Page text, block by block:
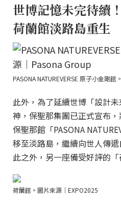
世博記憶未完待續
荷蘭館淡路島重生
PASONA NATUREVERSE 原子小金剛
此外，為了延續世博「設計
神，保聖那集團已正式宣布
保聖那館「PASONA
移至淡路島，繼續向世人傳
此之外，另一座備受好評的
荷蘭館。圖片來源｜EXPO2025